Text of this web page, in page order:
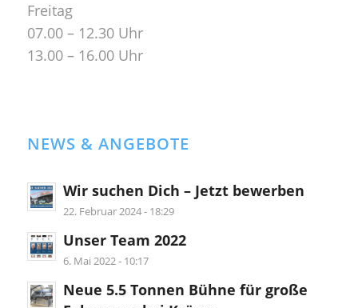
Freitag
07.00 – 12.30 Uhr
13.00 – 16.00 Uhr
NEWS & ANGEBOTE
Wir suchen Dich – Jetzt bewerben
22. Februar 2024 - 18:29
Unser Team 2022
6. Mai 2022 - 10:17
Neue 5.5 Tonnen Bühne für große